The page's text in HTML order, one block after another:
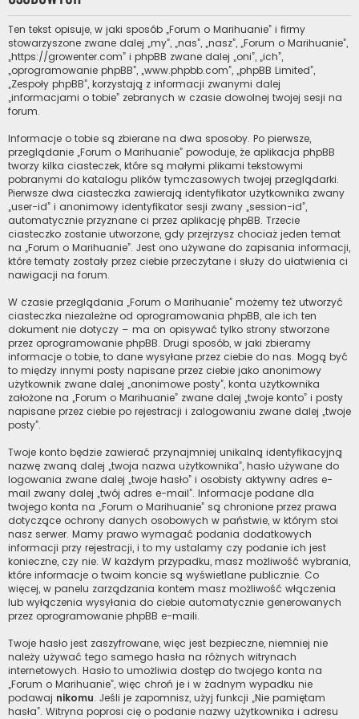
Ten tekst opisuje, w jaki sposób „Forum o Marihuanie” i firmy
stowarzyszone zwane dalej „my”, „nas”, „nasz”, „Forum o Marihuanie”,
„https://growenter.com” i phpBB zwane dalej „oni”, „ich”,
„oprogramowanie phpBB”, „www.phpbb.com”, „phpBB Limited”,
„Zespoły phpBB”, korzystają z informacji zwanymi dalej
„informacjami o tobie” zebranych w czasie dowolnej twojej sesji na
forum.
Informacje o tobie są zbierane na dwa sposoby. Po pierwsze,
przeglądanie „Forum o Marihuanie” powoduje, że aplikacja phpBB
tworzy kilka ciasteczek, które są małymi plikami tekstowymi
pobranymi do katalogu plików tymczasowych twojej przeglądarki.
Pierwsze dwa ciasteczka zawierają identyfikator użytkownika zwany
„user-id” i anonimowy identyfikator sesji zwany „session-id”,
automatycznie przyznane ci przez aplikację phpBB. Trzecie
ciasteczko zostanie utworzone, gdy przejrzysz chociaż jeden temat
na „Forum o Marihuanie”. Jest ono używane do zapisania informacji,
które tematy zostały przez ciebie przeczytane i służy do ułatwienia ci
nawigacji na forum.
W czasie przeglądania „Forum o Marihuanie” możemy też utworzyć
ciasteczka niezależne od oprogramowania phpBB, ale ich ten
dokument nie dotyczy – ma on opisywać tylko strony stworzone
przez oprogramowanie phpBB. Drugi sposób, w jaki zbieramy
informacje o tobie, to dane wysyłane przez ciebie do nas. Mogą być
to między innymi posty napisane przez ciebie jako anonimowy
użytkownik zwane dalej „anonimowe posty”, konta użytkownika
założone na „Forum o Marihuanie” zwane dalej „twoje konto” i posty
napisane przez ciebie po rejestracji i zalogowaniu zwane dalej „twoje
posty”.
Twoje konto będzie zawierać przynajmniej unikalną identyfikacyjną
nazwę zwaną dalej „twoja nazwa użytkownika”, hasło używane do
logowania zwane dalej „twoje hasło” i osobisty aktywny adres e-
mail zwany dalej „twój adres e-mail”. Informacje podane dla
twojego konta na „Forum o Marihuanie” są chronione przez prawa
dotyczące ochrony danych osobowych w państwie, w którym stoi
nasz serwer. Mamy prawo wymagać podania dodatkowych
informacji przy rejestracji, i to my ustalamy czy podanie ich jest
konieczne, czy nie. W każdym przypadku, masz możliwość wybrania,
które informacje o twoim koncie są wyświetlane publicznie. Co
więcej, w panelu zarządzania kontem masz możliwość włączenia
lub wyłączenia wysyłania do ciebie automatycznie generowanych
przez oprogramowanie phpBB e-maili.
Twoje hasło jest zaszyfrowane, więc jest bezpieczne, niemniej nie
należy używać tego samego hasła na różnych witrynach
internetowych. Hasło to umożliwia dostęp do twojego konta na
„Forum o Marihuanie”, więc chroń je i w żadnym wypadku nie
podawaj nikomu. Jeśli je zapomnisz, użyj funkcji „Nie pamiętam
hasła”. Witryna poprosi cię o podanie nazwy użytkownika i adresu